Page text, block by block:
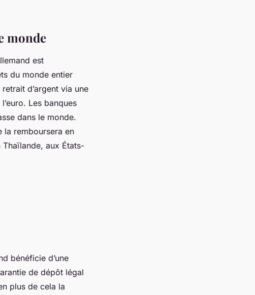
monde
est
du monde entier
d’argent via une
Les banques
dans le monde.
la remboursera en
aux États-
bénéficie d’une
de dépôt légal
plus de cela la